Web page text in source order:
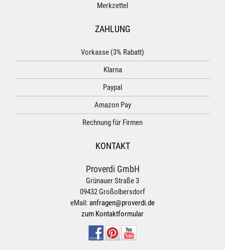
Merkzettel
ZAHLUNG
Vorkasse (3% Rabatt)
Klarna
Paypal
Amazon Pay
Rechnung für Firmen
KONTAKT
Proverdi GmbH
Grünauer Straße 3
09432 Großolbersdorf
eMail: anfragen@proverdi.de
zum Kontaktformular